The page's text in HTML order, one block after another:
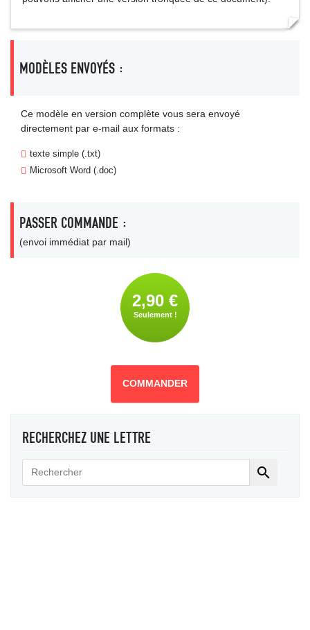
MODÈLES ENVOYÉS :
Ce modèle en version complète vous sera envoyé
directement par e-mail aux formats :
texte simple (.txt)
Microsoft Word (.doc)
PASSER COMMANDE :
(envoi immédiat par mail)
2,90 €
Seulement !
COMMANDER
RECHERCHEZ UNE LETTRE
